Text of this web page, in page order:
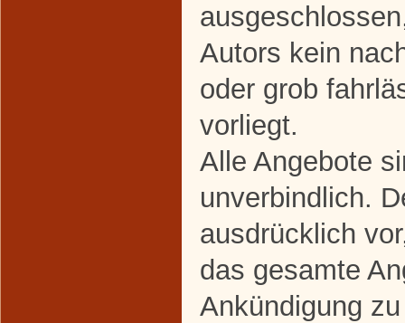
Autors kein
oder grob
vorliegt.
Alle Angebote
unverbindlich.
ausdrücklich
das gesamte
Ankündigung